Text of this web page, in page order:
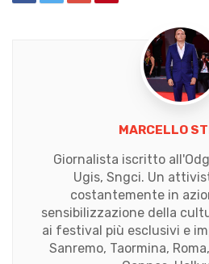
MARCELLO
Giornalista iscritto
Ugis, Sngci. Un
costantemente in
sensibilizzazione della
ai festival più esclusivi e
Sanremo, Taormina,